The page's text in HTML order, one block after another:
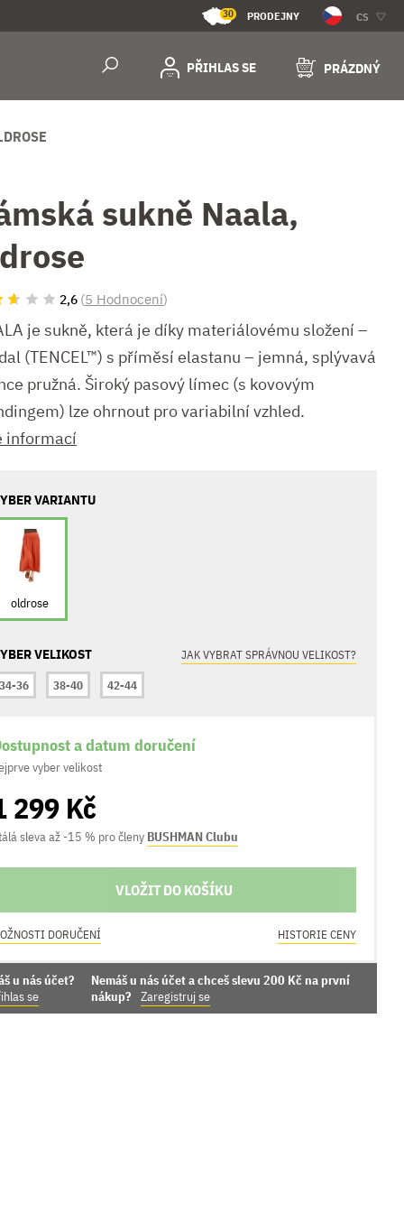
30 PRODEJNY CS
PŘIHLAS SE PRÁZDNÝ
sukně Naala,
2,6 (5 Hodnocení)
je sukně, která je díky materiálovému složení –
(TENCEL™) s příměsí elastanu – jemná, splývavá
pružná. Široký pasový límec (s kovovým
lze ohrnout pro variabilní vzhled.
informací
VARIANTU
oldrose
VELIKOST
JAK VYBRAT SPRÁVNOU VELIKOST?
34-36
38-40 42-44
a datum doručení
vyber velikost
299 Kč
sleva až -15 % pro členy BUSHMAN Clubu
VLOŽIT DO KOŠÍKU
DORUČENÍ HISTORIE CENY
u nás účet?
se
Nemáš u nás účet a chceš slevu 200 Kč na první
nákup?
Zaregistruj se